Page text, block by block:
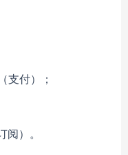
付）；
）。